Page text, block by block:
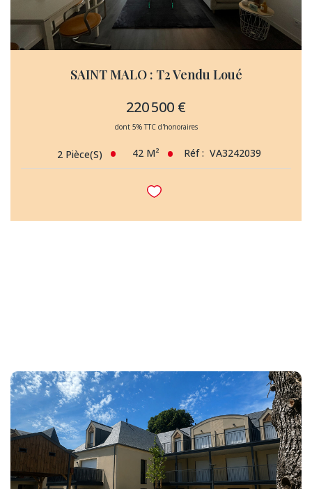
SAINT MALO : T2 Vendu Loué
220 500 €
dont 5% TTC d'honoraires
2 Pièce(s) 42 M² Réf : VA3242039